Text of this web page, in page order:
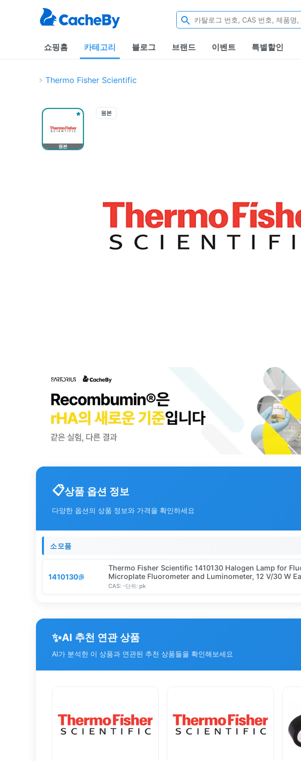
쇼핑홈 카테고리 블로그 브랜드 이벤트 특별할인
Thermo Fisher Scientific
원본
원본
상품 옵션 정보
다양한 옵션의 상품 정보와 가격을 확인하세요
소모품
1410130
Thermo Fisher Scientific 1410130 Halogen Lamp for
Microplate Fluorometer and Luminometer, 12 V/30 W
CAS: -단위: pk
✨AI 추천 연관 상품
AI가 분석한 이 상품과 연관된 추천 상품들을 확인해보세요